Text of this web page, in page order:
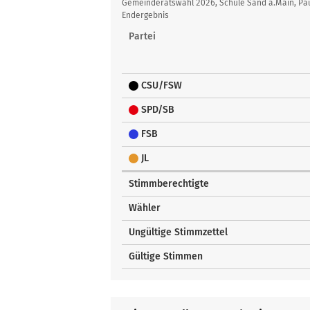
Übersicht
Gemeinderatswahl 2026, Schule Sand a.Main,
Endergebnis
Partei
CSU/FSW
SPD/SB
FSB
JL
Stimmberechtigte
Wähler
Ungültige Stimmzettel
Gültige Stimmen